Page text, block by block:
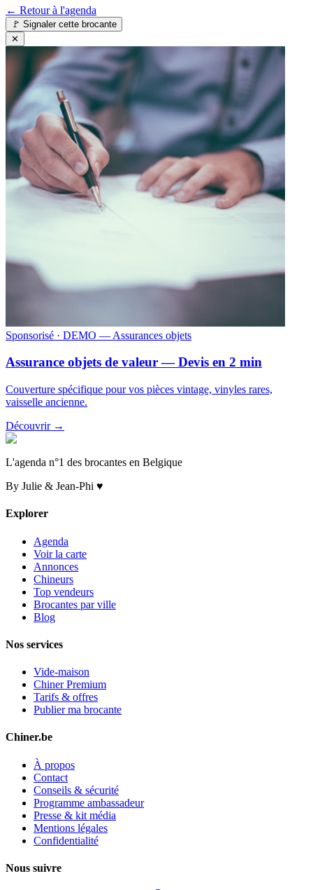
← Retour à l'agenda
🚩 Signaler cette brocante
✕
Sponsorisé · DEMO — Assurances objets
Assurance objets de valeur — Devis en 2 min
Couverture spécifique pour vos pièces vintage, vinyles rares,
vaisselle ancienne.
Découvrir →
L'agenda n°1 des brocantes en Belgique
By Julie & Jean-Phi ♥
Explorer
Agenda
Voir la carte
Annonces
Chineurs
Top vendeurs
Brocantes par ville
Blog
Nos services
Vide-maison
Chiner Premium
Tarifs & offres
Publier ma brocante
Chiner.be
À propos
Contact
Conseils & sécurité
Programme ambassadeur
Presse & kit média
Mentions légales
Confidentialité
Nous suivre